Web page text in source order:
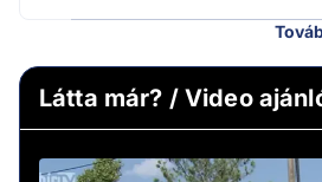
Látta már? / Video